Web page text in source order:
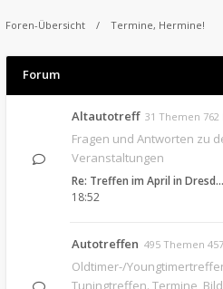
Foren-Übersicht Termine, Hermine!
Forum
Altautotreff 31 Themen 762
Fragen und Antworten zu
Veranstaltungen
Re: Treffen im April in Dresd…
18:52
Autotreffen 495 Themen
Oldtimer-/
Tuningtreffen. Termine,